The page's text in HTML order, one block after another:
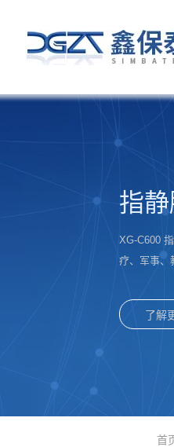
指
XG-C600
疗、军事、
了解
首